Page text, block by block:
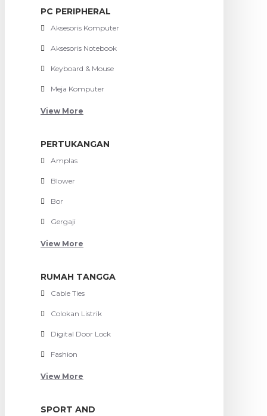
PC PERIPHERAL
Aksesoris Komputer
Aksesoris Notebook
Keyboard & Mouse
Meja Komputer
View More
PERTUKANGAN
Amplas
Blower
Bor
Gergaji
View More
RUMAH TANGGA
Cable Ties
Colokan Listrik
Digital Door Lock
Fashion
View More
SPORT AND